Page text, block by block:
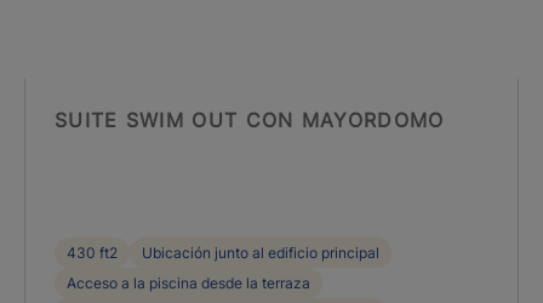
SUITE SWIM OUT CON MAYORDOMO
430 ft2
Ubicación junto al edificio principal
Acceso a la piscina desde la terraza